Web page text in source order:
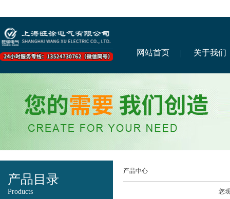
网站首页 关于我们
产品目录
Products
产品中心
您